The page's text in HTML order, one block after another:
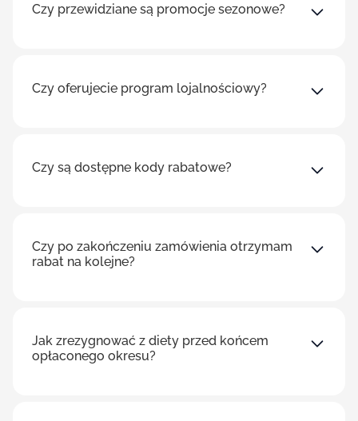
Czy przewidziane są promocje sezonowe?
Czy oferujecie program lojalnościowy?
Czy są dostępne kody rabatowe?
Czy po zakończeniu zamówienia otrzymam
rabat na kolejne?
Jak zrezygnować z diety przed końcem
opłaconego okresu?